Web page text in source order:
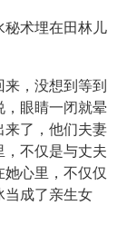
秘术埋在田林儿
，没想到等到
，眼睛一闭就晕
来了，他们夫妻
，不仅是与丈夫
心里，不仅仅
当成了亲生女